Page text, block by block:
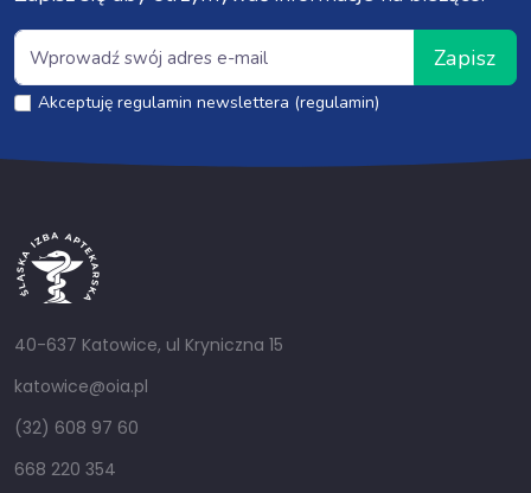
Zapisz
Akceptuję regulamin newslettera (regulamin)
40-637 Katowice, ul Kryniczna 15
katowice@oia.pl
(32) 608 97 60
668 220 354